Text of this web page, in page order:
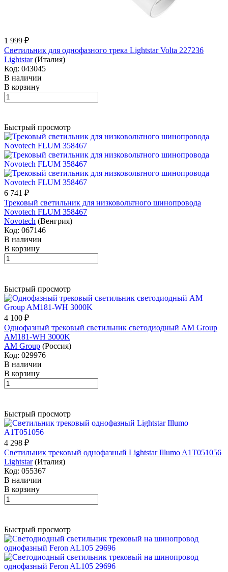
1 999 ₽
Светильник для однофазного трека Lightstar Volta 227236
Lightstar(Италия)
Код: 043045
В наличии
В корзину
Быстрый просмотр
6 741 ₽
Трековый светильник для низковольтного шинопровода
Novotech FLUM 358467
Novotech (Венгрия)
Код: 067146
В наличии
В корзину
Быстрый просмотр
4 100 ₽
Однофазный трековый светильник светодиодный AM Group
AM181-WH 3000K
AM Group (Россия)
Код: 029976
В наличии
В корзину
Быстрый просмотр
4 298 ₽
Светильник трековый однофазный Lightstar Illumo A1T051056
Lightstar(Италия)
Код: 055367
В наличии
В корзину
Быстрый просмотр